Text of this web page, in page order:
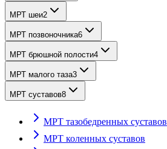
МРТ шеи2
МРТ позвоночника6
МРТ брюшной полости4
МРТ малого таза3
МРТ суставов8
МРТ тазобедренных суставов
МРТ коленных суставов